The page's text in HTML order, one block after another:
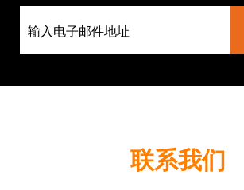
联系我们